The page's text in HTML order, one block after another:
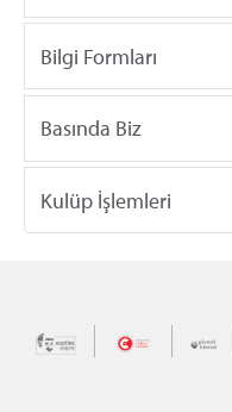
Bilgi Formları
Basında Biz
Kulüp İşlemleri